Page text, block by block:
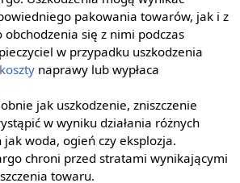
pakowania towarów, jak i z
obchodzenia się z nimi podczas
w przypadku uszkodzenia
koszty naprawy lub wypłaca
jak uszkodzenie, zniszczenie
w wyniku działania różnych
jak woda, ogień czy eksplozja.
chroni przed stratami wynikającymi
towaru.